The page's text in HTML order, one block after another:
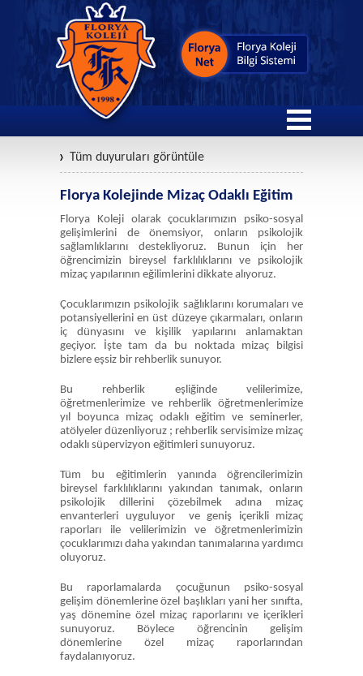
Tüm duyuruları görüntüle
Florya Kolejinde Mizaç Odaklı Eğitim
Florya Koleji olarak çocuklarımızın psiko-sosyal
gelişimlerini de önemsiyor, onların psikolojik
sağlamlıklarını destekliyoruz. Bunun için her
öğrencimizin bireysel farklılıklarını ve psikolojik
mizaç yapılarının eğilimlerini dikkate alıyoruz.
Çocuklarımızın psikolojik sağlıklarını korumaları ve
potansiyellerini en üst düzeye çıkarmaları, onların
iç dünyasını ve kişilik yapılarını anlamaktan
geçiyor. İşte tam da bu noktada mizaç bilgisi
bizlere eşsiz bir rehberlik sunuyor.
Bu rehberlik eşliğinde velilerimize,
öğretmenlerimize ve rehberlik öğretmenlerimize
yıl boyunca mizaç odaklı eğitim ve seminerler,
atölyeler düzenliyoruz ; rehberlik servisimize mizaç
odaklı süpervizyon eğitimleri sunuyoruz.
Tüm bu eğitimlerin yanında öğrencilerimizin
bireysel farklılıklarını yakından tanımak, onların
psikolojik dillerini çözebilmek adına mizaç
envanterleri uyguluyor ve geniş içerikli mizaç
raporları ile velilerimizin ve öğretmenlerimizin
çocuklarımızı daha yakından tanımalarına yardımcı
oluyoruz.
Bu raporlamalarda çocuğunun psiko-sosyal
gelişim dönemlerine özel başlıkları yani her sınıfta,
yaş dönemine özel mizaç raporlarını ve içerikleri
sunuyoruz. Böylece öğrencinin gelişim
dönemlerine özel mizaç raporlarından
faydalanıyoruz.